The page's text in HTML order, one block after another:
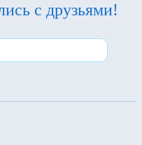
с друзьями!